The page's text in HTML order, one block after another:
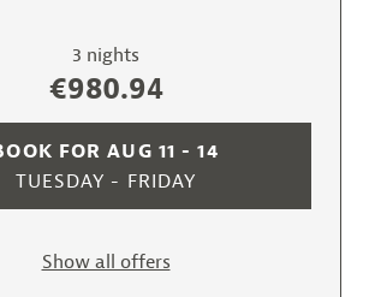
3 nights
€980.94
FORAUG 11 - 14
TUESDAY - FRIDAY
Show all offers